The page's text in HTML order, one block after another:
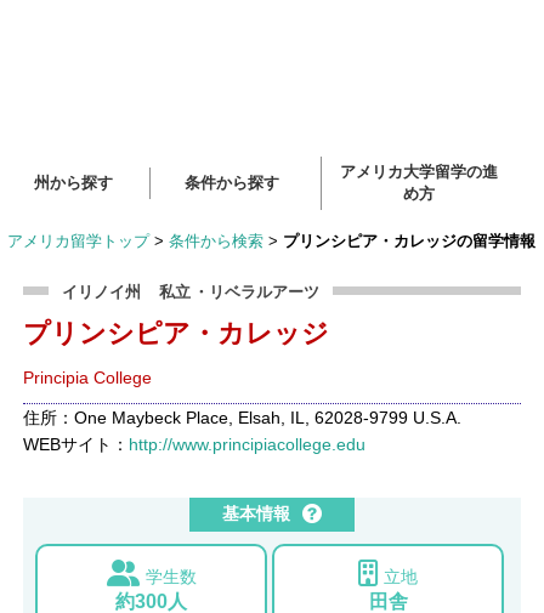
州から探す 条件から探す
アメリカ大学留学の進
め方
アメリカ留学トップ > 条件から検索 > プリンシピア・カレッジの留学情報
イリノイ州 私立 ・リベラルアーツ
プリンシピア・カレッジ
Principia College
住所：One Maybeck Place, Elsah, IL, 62028-9799 U.S.A.
WEBサイト： http://www.principiacollege.edu
基本情報
学生数
約300人
立地
田舎